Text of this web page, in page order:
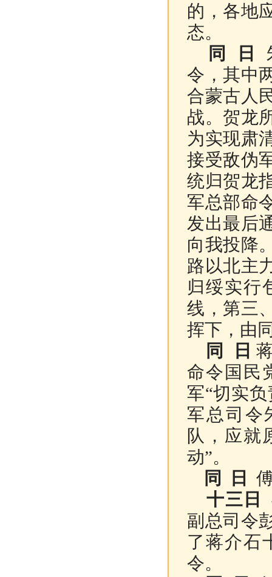
的，各地
态。
同 日
令，其中
合蒙古人
战。贺龙
为实现肃
接受敌伪
统归贺龙
军总部命
发出最后
向我投降
路以北主
归绥实行
线，第三
挥下，由
同 日
命令国民
军“切实
军总司令
队，应就
动”。
同 日
十三日
副总司令
了蒋介石
令。